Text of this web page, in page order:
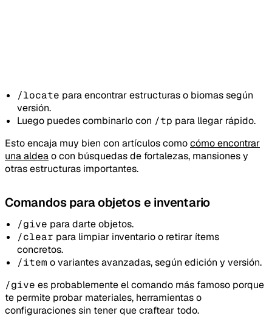
/locate para encontrar estructuras o biomas según
versión.
Luego puedes combinarlo con /tp para llegar rápido.
Esto encaja muy bien con artículos comocómo encontrar
una aldeao con búsquedas de fortalezas, mansiones y
otras estructuras importantes.
Comandos para objetos e inventario
/give para darte objetos.
/clear para limpiar inventario o retirar ítems
concretos.
/item o variantes avanzadas, según edición y versión.
/give es probablemente el comando más famoso porque
te permite probar materiales, herramientas o
configuraciones sin tener que craftear todo.